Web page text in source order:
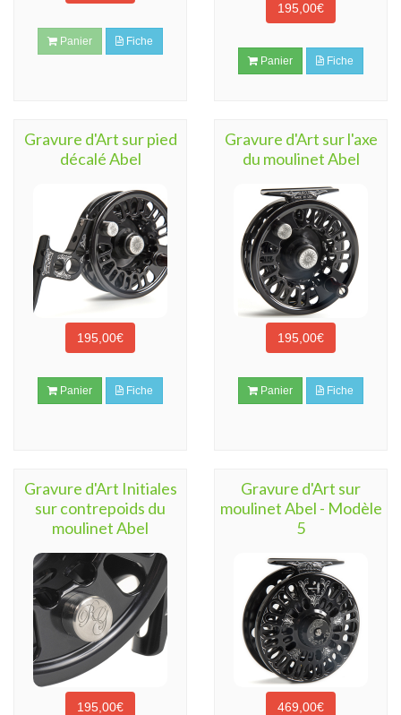
Panier Fiche
195,00€
Panier Fiche
Gravure d'Art sur pied
décalé Abel
195,00€
Panier Fiche
Gravure d'Art sur l'axe
du moulinet Abel
195,00€
Panier Fiche
Gravure d'Art Initiales
sur contrepoids du
moulinet Abel
195,00€
Gravure d'Art sur
moulinet Abel - Modèle
5
469,00€